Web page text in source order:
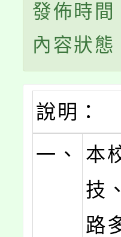
發佈時
內容狀態
說明：
一、
本
技
路